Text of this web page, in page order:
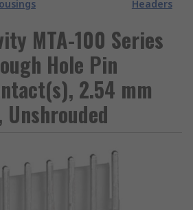
Headers
MTA-100 Series
Hole Pin
2.54 mm
Unshrouded